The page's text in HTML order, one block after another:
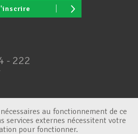
- 222
au fonctionnement de ce
services externes nécessitent votre
pour fonctionner.